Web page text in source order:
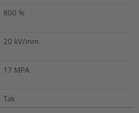
800 %
20 kV/mm
17 MPA
Tak